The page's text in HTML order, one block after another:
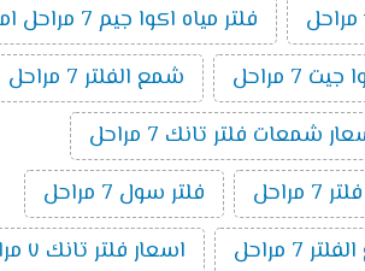
فلتر مياه اكوا جيم 7 مراحل امريكي
7 مراحل
شمع الفلتر 7 مراحل
شمعات فلتر تانك 7 مراحل
فلتر سول 7 مراحل
7 مراحل
اسعار فلتر تانك ٧ مراحل